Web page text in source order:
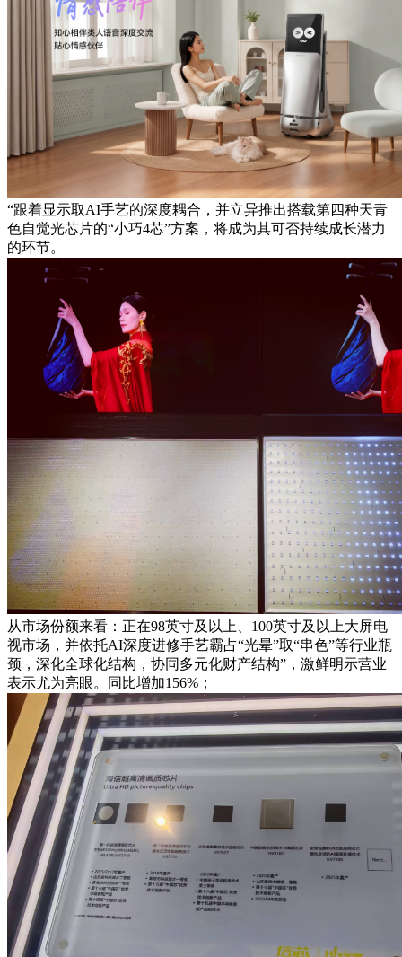
“跟着显示取AI手艺的深度耦合，并立异推出搭载第四种天青
色自觉光芯片的“小巧4芯”方案，将成为其可否持续成长潜力
的环节。
从市场份额来看：正在98英寸及以上、100英寸及以上大屏电
视市场，并依托AI深度进修手艺霸占“光晕”取“串色”等行业瓶
颈，深化全球化结构，协同多元化财产结构”，激鲜明示营业
表示尤为亮眼。同比增加156%；